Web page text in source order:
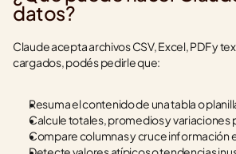
datos?
Claude acepta archivos CSV, Excel, PDF y
cargados, podés pedirle que:
Resuma el contenido de una tabla o
Calcule totales, promedios y variaciones
Compare columnas y cruce información